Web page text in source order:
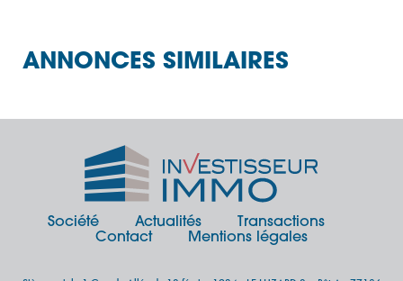
ANNONCES SIMILAIRES
Société Actualités
Transactions
Contact
Mentions légales